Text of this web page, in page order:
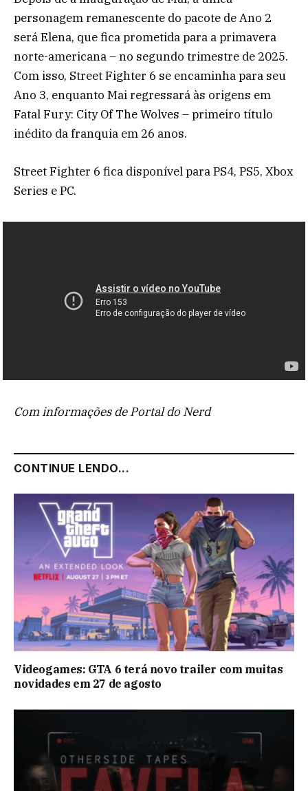
personagem remanescente do pacote de Ano 2
será Elena, que fica prometida para a primavera
norte-americana – no segundo trimestre de 2025.
Com isso, Street Fighter 6 se encaminha para seu
Ano 3, enquanto Mai regressará às origens em
Fatal Fury: City Of The Wolves – primeiro título
inédito da franquia em 26 anos.
Street Fighter 6 fica disponível para PS4, PS5, Xbox
Series e PC.
Com informações de Portal do Nerd
CONTINUE LENDO...
Videogames: GTA 6 terá novo trailer com muitas
novidades em 27 de agosto